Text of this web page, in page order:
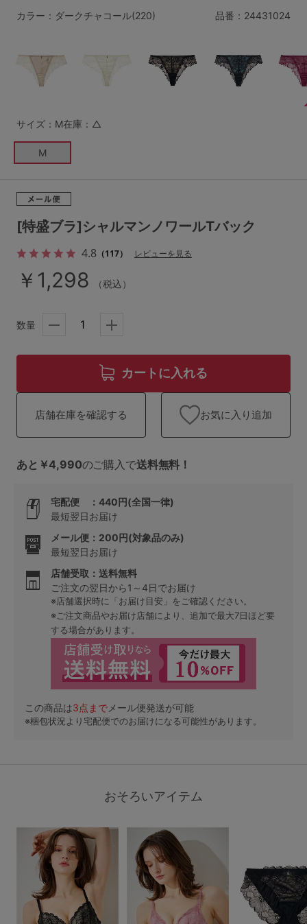
F65 F70 F75 F80
H70
L LL
S-AB S-CD
M-AB M-CD
L-AB L-CD L-EF
LL-EF
サイズの表示を閉じる
～999円 1,000～1,999円
4,000円～
セールアイテムから探す
セールアイテム
その他から探す
お気に入り
高評価レビューアイテム
WEB限定アイテム
検索を閉じる
品番： 24431024
[特盛ブラ]シャルマンノワールTバック
4.8（117） レビューを見る
￥1,298 （税込）
カラー：ダークチャコール(220)
サイズ：M在庫：△
M
数量
カートに入れる
店舗在庫を確認する お気に入り追加
あと￥4,990のご購入で送料無料！
宅配便 ：440円(全国一律)
最短翌日お届け
メール便：200円(対象品のみ)
最短翌日お届け
店舗受取：送料無料
ご注文の翌日から1～4日でお届け
※店舗選択時に「お届け目安」をご確認ください。
※ご注文商品やお届け店舗により、追加で最大7日ほど要
する場合があります。
この商品は3点まで メール便発送が可能
※梱包状況より宅配便でのお届けになる可能性があります。
おそろいアイテム